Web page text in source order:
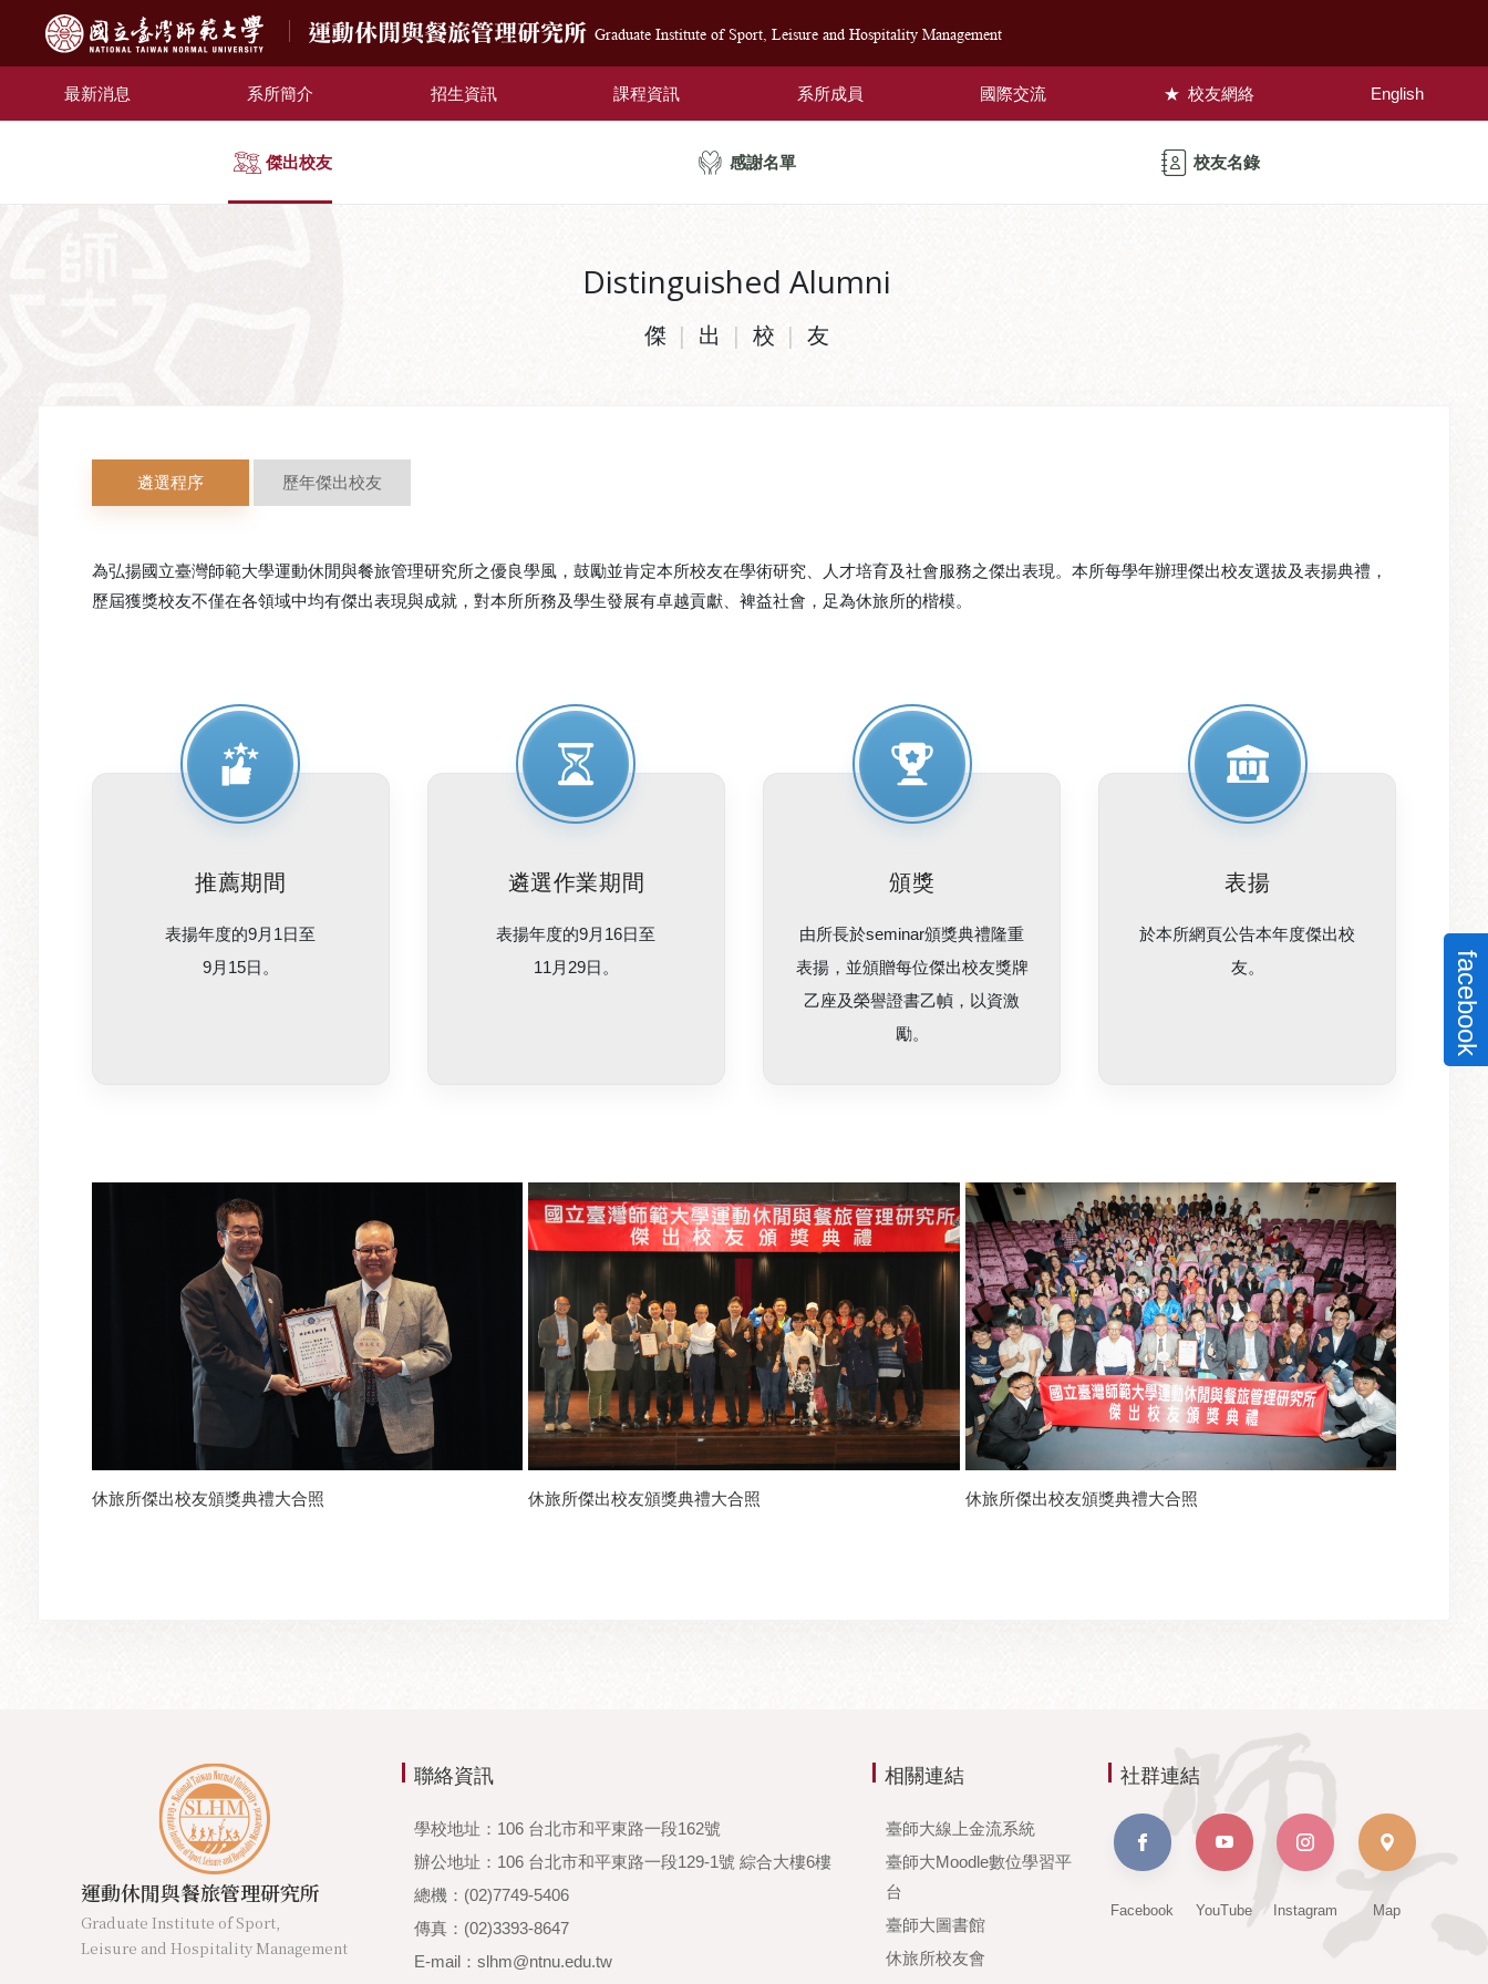
運動休閒與餐旅管理研究所 Graduate Institute of Sport, Leisure and Hospitality Management
最新消息 系所簡介 招生資訊 課程資訊 系所成員 國際交流 校友網絡 English
傑出校友 感謝名單 校友名錄
Distinguished Alumni
傑 出 校 友
遴選程序 歷年傑出校友
為弘揚國立臺灣師範大學運動休閒與餐旅管理研究所之優良學風，鼓勵並肯定本所校友在學術研究、人才培育及社會服務之傑出表現。本所每學年辦理傑出校友選拔及表揚典禮，
歷屆獲獎校友不僅在各領域中均有傑出表現與成就，對本所所務及學生發展有卓越貢獻、裨益社會，足為休旅所的楷模。
推薦期間
表揚年度的9月1日至
9月15日。
遴選作業期間
表揚年度的9月16日至
11月29日。
頒獎
由所長於seminar頒獎典禮隆重
表揚，並頒贈每位傑出校友獎牌
乙座及榮譽證書乙幀，以資激
勵。
表揚
於本所網頁公告本年度傑出校
友。
休旅所傑出校友頒獎典禮大合照 休旅所傑出校友頒獎典禮大合照 休旅所傑出校友頒獎典禮大合照
運動休閒與餐旅管理研究所
Graduate Institute of Sport,
Leisure and Hospitality Management
聯絡資訊
學校地址：106 台北市和平東路一段162號
辦公地址：106 台北市和平東路一段129-1號 綜合大樓6樓
總機：(02)7749-5406
傳真：(02)3393-8647
E-mail：slhm@ntnu.edu.tw
相關連結
臺師大線上金流系統
臺師大Moodle數位學習平
台
臺師大圖書館
休旅所校友會
社群連結
Facebook YouTube Instagram Map
facebook